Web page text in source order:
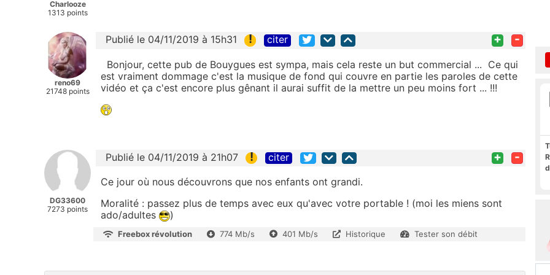
Charlooze
1313 points
reno69
21748 points
Publié le 04/11/2019 à 15h31 ! citer + -
Bonjour, cette pub de Bouygues est sympa, mais cela reste un but commercial ... Ce qui
est vraiment dommage c'est la musique de fond qui couvre en partie les paroles de cette
vidéo et ça c'est encore plus gênant il aurai suffit de la mettre un peu moins fort ... !!!
DG33600
7273 points
Publié le 04/11/2019 à 21h07 ! citer + -
Ce jour où nous découvrons que nos enfants ont grandi.
Moralité : passez plus de temps avec eux qu'avec votre portable ! (moi les miens sont
ado/adultes
)
Freebox révolution 774 Mb/s 401 Mb/s Historique Tester son débit